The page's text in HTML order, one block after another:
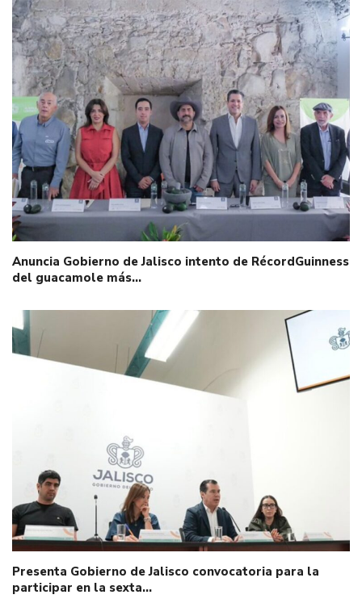
Anuncia Gobierno de Jalisco intento de RécordGuinness
del guacamole más…
Presenta Gobierno de Jalisco convocatoria para la
participar en la sexta…